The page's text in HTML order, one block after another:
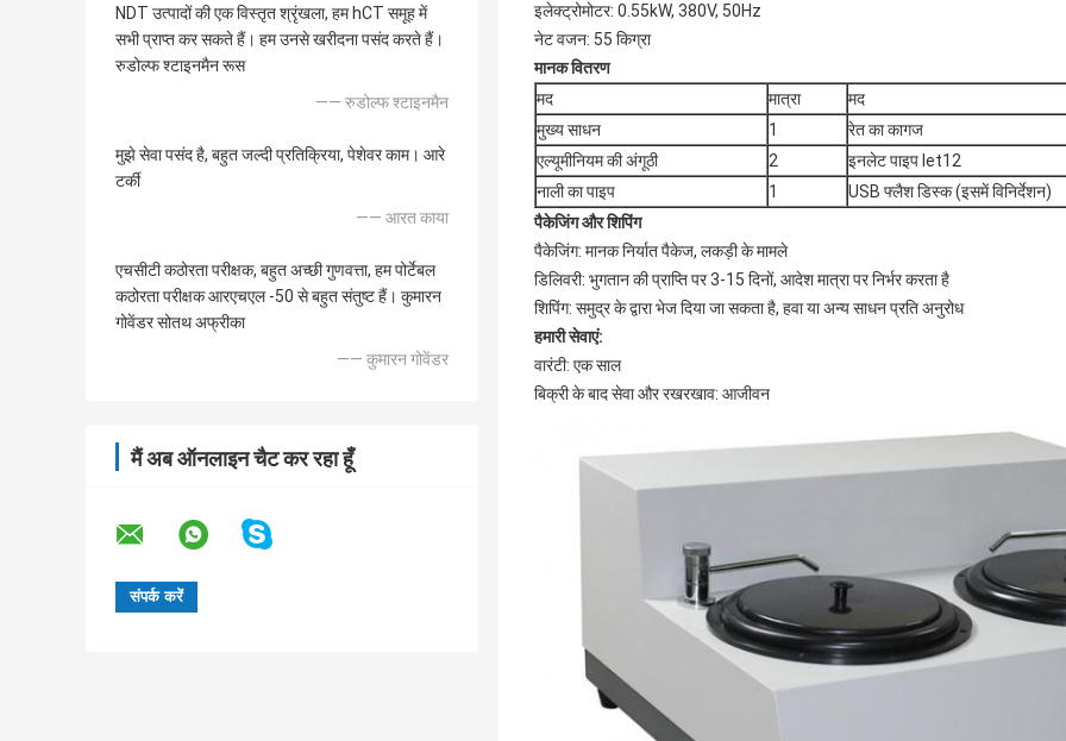
NDT उत्पादों की एक विस्तृत श्रृंखला, हम hCT समूह में
सभी प्राप्त कर सकते हैं। हम उनसे खरीदना पसंद करते हैं।
रुडोल्फ श्टाइनमैन रूस
—— रुडोल्फ श्टाइनमैन
मुझे सेवा पसंद है, बहुत जल्दी प्रतिक्रिया, पेशेवर काम। आरे
टर्की
—— आरत काया
एचसीटी कठोरता परीक्षक, बहुत अच्छी गुणवत्ता, हम पोर्टेबल
कठोरता परीक्षक आरएचएल -50 से बहुत संतुष्ट हैं। कुमारन
गोवेंडर सोतथ अफ्रीका
—— कुमारन गोवेंडर
मैं अब ऑनलाइन चैट कर रहा हूँ
इलेक्ट्रोमोटर: 0.55kW, 380V, 50Hz
नेट वजन: 55 किग्रा
मानक वितरण
मद
मात्रा
मद
मुख्य साधन
1
रेत का कागज
एल्यूमीनियम की अंगूठी
2
इनलेट पाइप let12
नाली का पाइप
1
USB फ्लैश डिस्क (इसमें विनिर्देशन)
पैकेजिंग और शिपिंग
पैकेजिंग: मानक निर्यात पैकेज, लकड़ी के मामले
डिलिवरी: भुगतान की प्राप्ति पर 3-15 दिनों, आदेश मात्रा पर निर्भर करता है
शिपिंग: समुद्र के द्वारा भेज दिया जा सकता है, हवा या अन्य साधन प्रति अनुरोध
हमारी सेवाएं:
वारंटी: एक साल
बिक्री के बाद सेवा और रखरखाव: आजीवन